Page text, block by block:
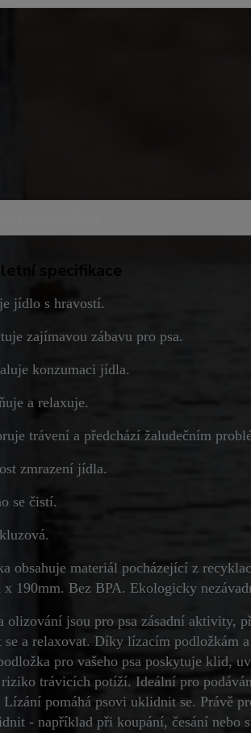
specifikace
jídlo s hravostí.
zajímavou zábavu pro psa.
konzumaci jídla.
a relaxuje.
trávení a předchází žaludečním
zmrazení jídla.
se čistí.
obsahuje materiál pocházející z
x 190mm. Bez BPA. Ekologicky
olizování jsou pro psa zásadní aktivity,
a relaxovat. Díky lízacím podložkám
pro vašeho psa poskytuje klid,
trávicích potíží. Ideální pro
pomáhá psovi uklidnit se. Právě
- například při koupání, česání nebo